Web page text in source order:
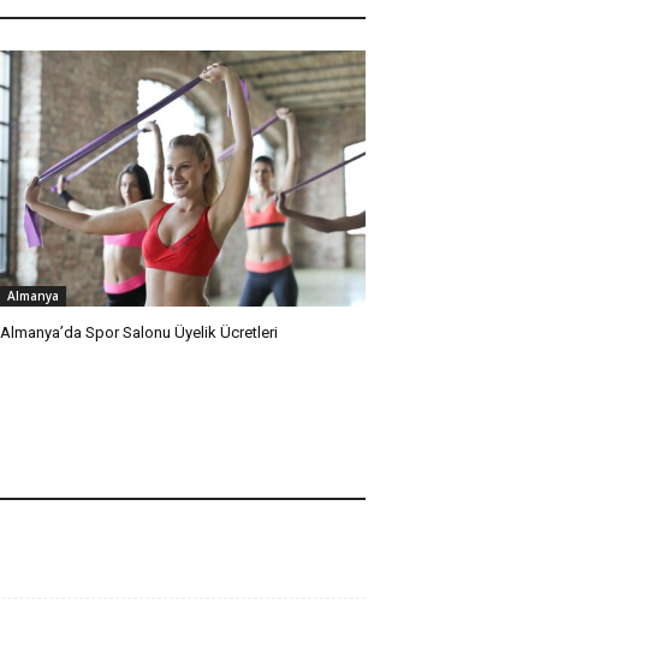
Almanya
Almanya’da Spor Salonu Üyelik Ücretleri